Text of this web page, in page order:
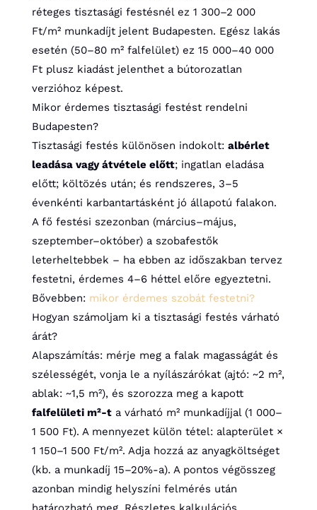
réteges tisztasági festésnél ez 1 300–2 000
Ft/m² munkadíjt jelent Budapesten. Egész lakás
esetén (50–80 m² falfelület) ez 15 000–40 000
Ft plusz kiadást jelenthet a bútorozatlan
verzióhoz képest.
Mikor érdemes tisztasági festést rendelni
Budapesten?
Tisztasági festés különösen indokolt: albérlet
leadása vagy átvétele előtt; ingatlan eladása
előtt; költözés után; és rendszeres, 3–5
évenkénti karbantartásként jó állapotú falakon.
A fő festési szezonban (március–május,
szeptember–október) a szobafestők
leterheltebbek – ha ebben az időszakban tervez
festetni, érdemes 4–6 héttel előre egyeztetni.
Bővebben: mikor érdemes szobát festetni?
Hogyan számoljam ki a tisztasági festés várható
árát?
Alapszámítás: mérje meg a falak magasságát és
szélességét, vonja le a nyílászárókat (ajtó: ~2 m²,
ablak: ~1,5 m²), és szorozza meg a kapott
falfelületi m²-ta várható m² munkadíjjal (1 000–
1 500 Ft). A mennyezet külön tétel: alapterület ×
1 150–1 500 Ft/m². Adja hozzá az anyagköltséget
(kb. a munkadíj 15–20%-a). A pontos végösszeg
azonban mindig helyszíni felmérés után